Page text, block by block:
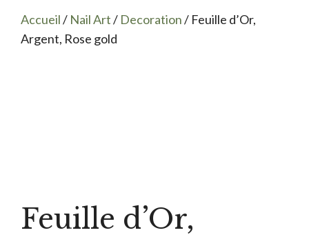
Accueil/ Nail Art/ Decoration/ Feuille d’Or,
Argent, Rose gold
Feuille d’Or,